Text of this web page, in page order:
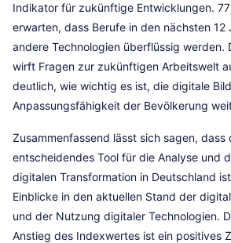
Indikator für zukünftige Entwicklungen.
erwarten, dass Berufe in den nächsten 12
andere Technologien überflüssig werden.
wirft Fragen zur zukünftigen Arbeitswelt
deutlich, wie wichtig es ist, die digitale
Anpassungsfähigkeit der Bevölkerung
Zusammenfassend lässt sich sagen,
entscheidendes Tool für die Analyse und
digitalen Transformation in Deutschland
Einblicke in den aktuellen Stand der
und der Nutzung digitaler Technologien.
Anstieg des Indexwertes ist ein positives